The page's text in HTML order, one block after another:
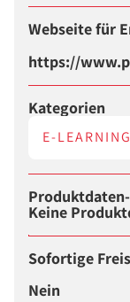
Webseite für
https://
Kategorien
E-LEARNING
Keine
Sofortige
Nein